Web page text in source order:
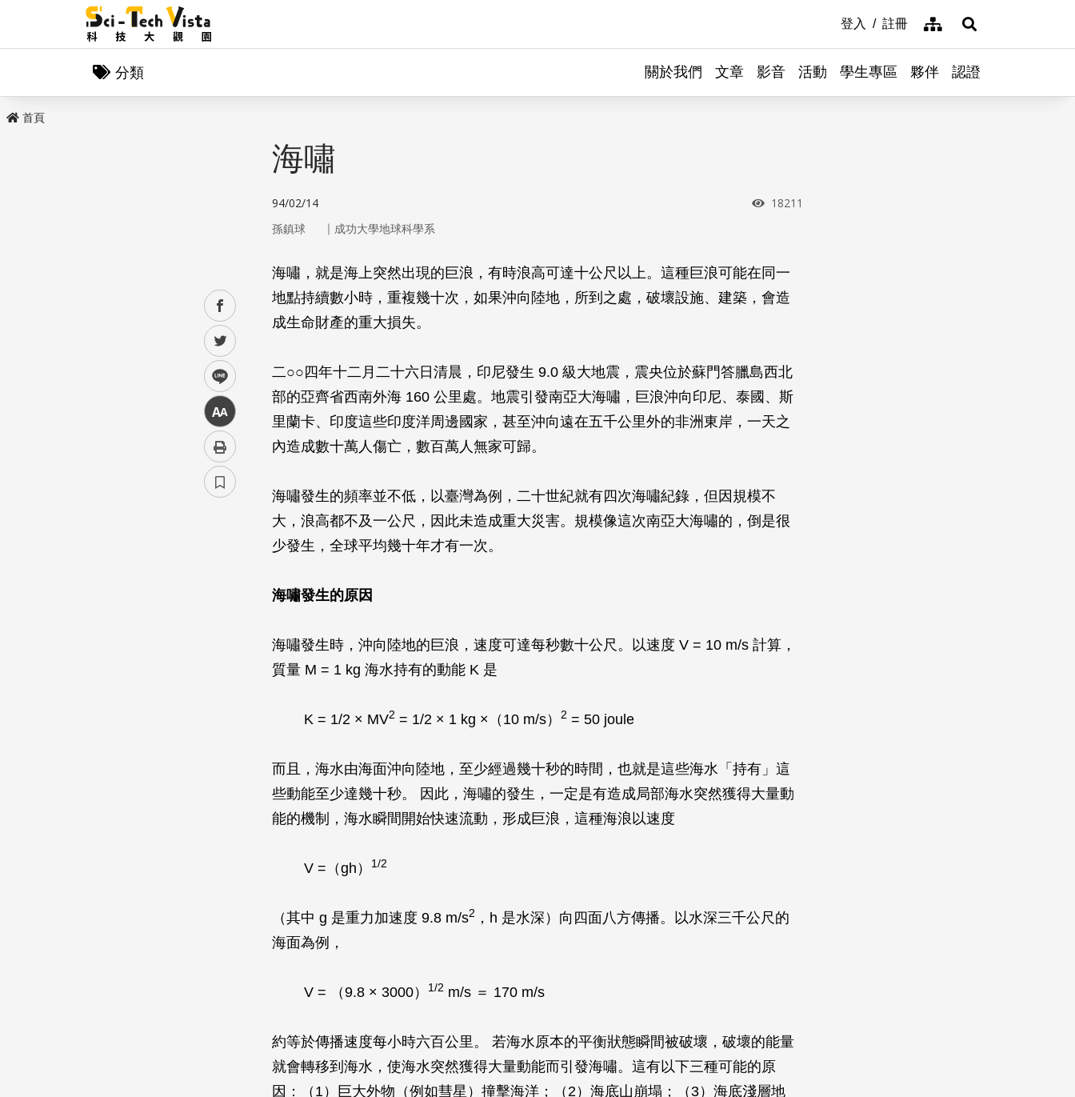
登入 註冊 網站導覽展開搜尋
分類 關於我們 文章 影音 活動 學生專區 夥伴 認證
首頁
facebook
twitter
line
中
海嘯
94/02/14 瀏覽次數
18211
孫鎮球 ｜ 成功大學地球科學系
海嘯，就是海上突然出現的巨浪，有時浪高可達十公尺以上。這種巨浪可能在同一
地點持續數小時，重複幾十次，如果沖向陸地，所到之處，破壞設施、建築，會造
成生命財產的重大損失。
二○○四年十二月二十六日清晨，印尼發生 9.0 級大地震，震央位於蘇門答臘島西北
部的亞齊省西南外海 160 公里處。地震引發南亞大海嘯，巨浪沖向印尼、泰國、斯
里蘭卡、印度這些印度洋周邊國家，甚至沖向遠在五千公里外的非洲東岸，一天之
內造成數十萬人傷亡，數百萬人無家可歸。
海嘯發生的頻率並不低，以臺灣為例，二十世紀就有四次海嘯紀錄，但因規模不
大，浪高都不及一公尺，因此未造成重大災害。規模像這次南亞大海嘯的，倒是很
少發生，全球平均幾十年才有一次。
海嘯發生的原因
海嘯發生時，沖向陸地的巨浪，速度可達每秒數十公尺。以速度 V = 10 m/s 計算，
質量 M = 1 kg 海水持有的動能 K 是
K = 1/2 × MV2 = 1/2 × 1 kg ×（10 m/s） 2 = 50 joule
而且，海水由海面沖向陸地，至少經過幾十秒的時間，也就是這些海水「持有」這
些動能至少達幾十秒。 因此，海嘯的發生，一定是有造成局部海水突然獲得大量動
能的機制，海水瞬間開始快速流動，形成巨浪，這種海浪以速度
V =（gh） 1/2
（其中 g 是重力加速度 9.8 m/s2 ，h 是水深）向四面八方傳播。以水深三千公尺的
海面為例，
V = （9.8 × 3000） 1/2 m/s ＝ 170 m/s
約等於傳播速度每小時六百公里。 若海水原本的平衡狀態瞬間被破壞，破壞的能量
就會轉移到海水，使海水突然獲得大量動能而引發海嘯。這有以下三種可能的原
因：（1）巨大外物（例如彗星）撞擊海洋；（2）海底山崩塌；（3）海底淺層地